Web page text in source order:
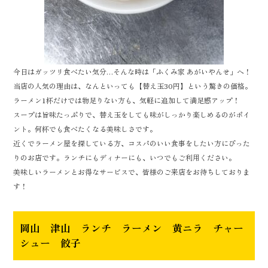
今日はガッツリ食べたい気分…そんな時は「ふくみ家 あがいやんせ」へ！
当店の人気の理由は、なんといっても【替え玉30円】という驚きの価格。
ラーメン1杯だけでは物足りない方も、気軽に追加して満足感アップ！
スープは旨味たっぷりで、替え玉をしても味がしっかり楽しめるのがポイ
ント。何杯でも食べたくなる美味しさです。
近くでラーメン屋を探している方、コスパのいい食事をしたい方にぴった
りのお店です。ランチにもディナーにも、いつでもご利用ください。
美味しいラーメンとお得なサービスで、皆様のご来店をお待ちしておりま
す！
岡山 津山 ランチ ラーメン 黄ニラ チャー
シュー 餃子